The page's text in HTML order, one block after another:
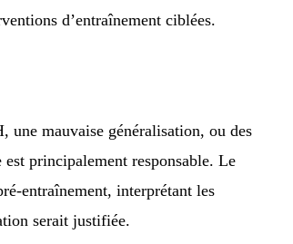
d’entraînement ciblées.
une mauvaise généralisation, ou des
principalement responsable. Le
entraînement, interprétant les
serait justifiée.